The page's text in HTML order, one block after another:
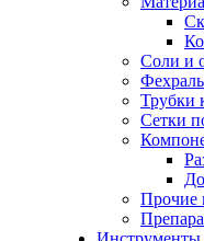
Соли и
Трубки
Сетки
Прочие